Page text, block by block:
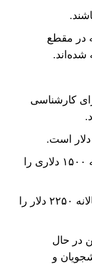
در مقطع
شده‌اند.
برای ۴ ترم برای کارشناسی
تجهیزات: این بورسیه یکبار کمک هزینه ۱۵۰۰ دلاری را
سفر: این بورسیه کمک هزینه سفر سالانه ۲۲۵۰ دلار را
در حال
و